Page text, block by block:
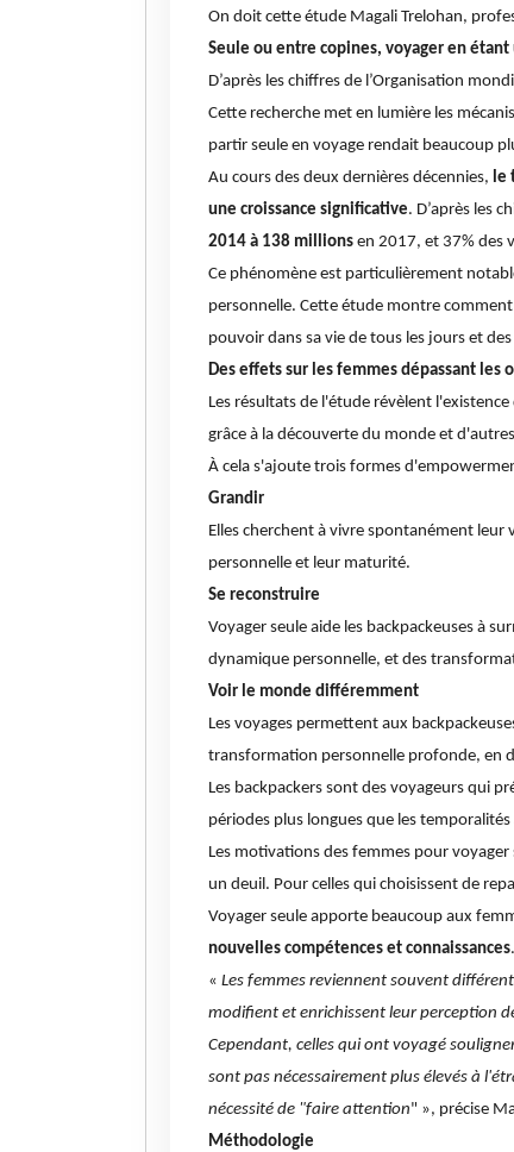
On doit cette étude Magali Trelohan,
Seule ou entre copines, voyager en
D’après les chiffres de l’Organisation
Cette recherche met en lumière les
partir seule en voyage rendait beaucoup
Au cours des deux dernières décennies, le
une croissance significative. D’après les
2014 à 138 millions en 2017, et 37% des
Ce phénomène est particulièrement
personnelle. Cette étude montre
pouvoir dans sa vie de tous les jours et
Des effets sur les femmes dépassant les
Les résultats de l'étude révèlent
grâce à la découverte du monde et
À cela s'ajoute trois formes
Grandir
Elles cherchent à vivre spontanément
personnelle et leur maturité.
Se reconstruire
Voyager seule aide les backpackeuses à
dynamique personnelle, et des
Voir le monde différemment
Les voyages permettent aux
transformation personnelle profonde, en
Les backpackers sont des voyageurs qui
périodes plus longues que les
Les motivations des femmes pour
un deuil. Pour celles qui choisissent de
Voyager seule apporte beaucoup aux
nouvelles compétences et connaissances
« Les femmes reviennent souvent
modifient et enrichissent leur perception
Cependant, celles qui ont voyagé
sont pas nécessairement plus élevés à
nécessité de "faire attention" », précise
Méthodologie